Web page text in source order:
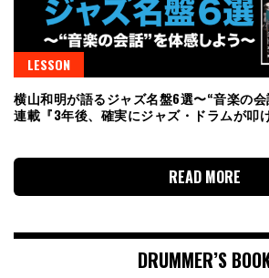
LESSON
横山和明が語るジャズ名盤6選〜“音楽の会
連載『3年後、確実にジャズ・ドラムが叩
READ MORE
DRUMMER’S